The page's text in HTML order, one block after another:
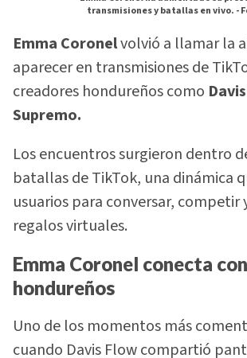
transmisiones y batallas en vivo. -
Emma Coronelvolvió a llamar la
aparecer en transmisiones de
creadores hondureños como
Supremo.
Los encuentros surgieron dentro
batallas de TikTok, una dinámica
usuarios para conversar, competir
regalos virtuales.
Emma Coronel conecta
hondureños
Uno de los momentos más
cuando Davis Flow compartió